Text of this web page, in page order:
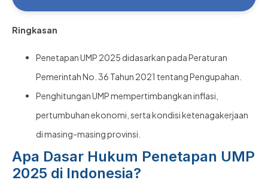
Ringkasan
Penetapan UMP 2025 didasarkan pada Peraturan
Pemerintah No. 36 Tahun 2021 tentang Pengupahan.
Penghitungan UMP mempertimbangkan inflasi,
pertumbuhan ekonomi, serta kondisi ketenagakerjaan
di masing-masing provinsi.
Apa Dasar Hukum Penetapan UMP
2025 di Indonesia?